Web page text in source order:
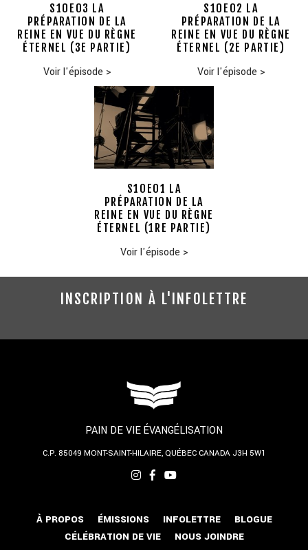
S10E03 LA
PRÉPARATION DE LA
REINE EN VUE DU RÈGNE
ÉTERNEL (3E PARTIE)
Voir l'épisode >
S10E02 LA
PRÉPARATION DE LA
REINE EN VUE DU RÈGNE
ÉTERNEL (2E PARTIE)
Voir l'épisode >
S10E01 LA
PRÉPARATION DE LA
REINE EN VUE DU RÈGNE
ÉTERNEL (1RE PARTIE)
Voir l'épisode >
INSCRIPTION À L'INFOLETTRE
PAIN DE VIE ÉVANGÉLISATION
C.P. 85049 MONT-SAINT-HILAIRE, QUÉBECCANADA J3H 5W1
À PROPOS ÉMISSIONS INFOLETTRE
BLOGUE
CÉLÉBRATION DE VIE
NOUS JOINDRE